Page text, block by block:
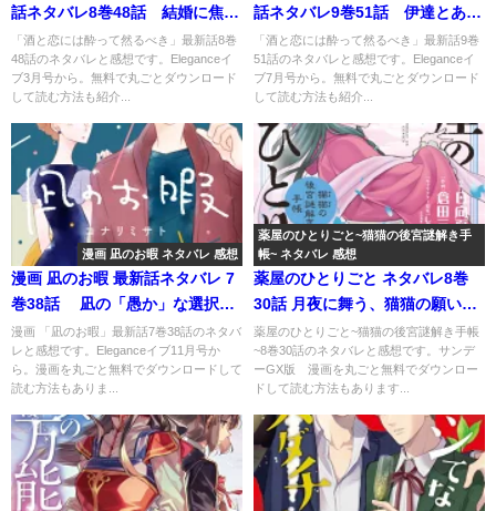
話ネタバレ8巻48話 結婚に焦り
だす松子がとった行動と
は…？！
「酒と恋には酔って然るべき」最新話8巻
48話のネタバレと感想です。Eleganceイ
ブ3月号から。無料で丸ごとダウンロード
して読む方法も紹介...
話ネタバレ9巻51話 伊達とある
人との思い出の酒とは？
「酒と恋には酔って然るべき」最新話9巻
51話のネタバレと感想です。Eleganceイ
ブ7月号から。無料で丸ごとダウンロード
して読む方法も紹介...
漫画 凪のお暇 ネタバレ 感想
漫画 凪のお暇 最新話ネタバレ 7
巻38話 凪の「愚か」な選択の
その先は･･･？
漫画 「凪のお暇」最新話7巻38話のネタバ
レと感想です。Eleganceイブ11月号か
ら。漫画を丸ごと無料でダウンロードして
読む方法もありま...
薬屋のひとりごと~猫猫の後宮謎解き手
帳~ ネタバレ 感想
薬屋のひとりごと ネタバレ8巻
30話 月夜に舞う、猫猫の願いと
は？
薬屋のひとりごと~猫猫の後宮謎解き手帳
~8巻30話のネタバレと感想です。サンデ
ーGX版 漫画を丸ごと無料でダウンロー
ドして読む方法もあります...